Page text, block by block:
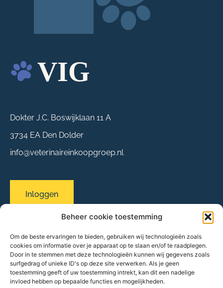
Beheer cookie toestemming
Om de beste ervaringen te bieden, gebruiken wij technologieën zoals
cookies om informatie over je apparaat op te slaan en/of te raadplegen.
Door in te stemmen met deze technologieën kunnen wij gegevens zoals
surfgedrag of unieke ID's op deze site verwerken. Als je geen
toestemming geeft of uw toestemming intrekt, kan dit een nadelige
invloed hebben op bepaalde functies en mogelijkheden.
Dokter J.C. Boswijklaan 11 A
3734 EA Den Dolder
info@veterinaireinkoopgroep.nl
Inloggen
Sitemap
Over ons
Evenementen
Onze praktijken